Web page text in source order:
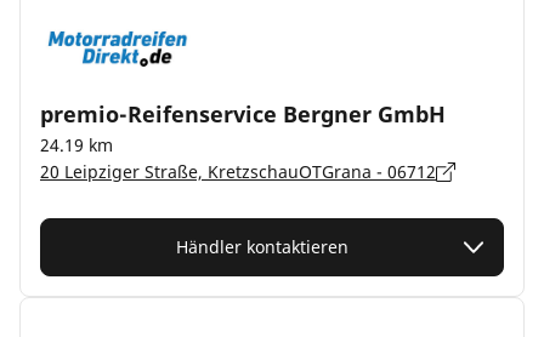
premio-Reifenservice Bergner GmbH
24.19 km
20 Leipziger Straße, KretzschauOTGrana - 06712
Händler kontaktieren